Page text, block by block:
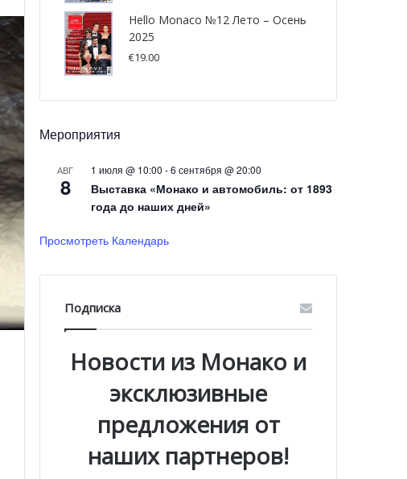
Hello Monaco №12 Лето – Осень
2025
€19.00
Мероприятия
АВГ
8
1 июля @ 10:00 -6 сентября @ 20:00
Выставка «Монако и автомобиль: от 1893
года до наших дней»
Просмотреть Календарь
Подписка
Новости из Монако и
эксклюзивные
предложения от
наших партнеров!